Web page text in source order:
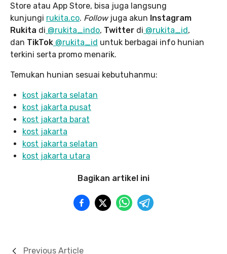
Store atau App Store, bisa juga langsung
kunjungi rukita.co. Followjuga akun Instagram
Rukita di @rukita_indo, Twitter di @rukita_id,
dan TikTok @rukita_id untuk berbagai info hunian
terkini serta promo menarik.
Temukan hunian sesuai kebutuhanmu:
kost jakarta selatan
kost jakarta pusat
kost jakarta barat
kost jakarta
kost jakarta selatan
kost jakarta utara
Bagikan artikel ini
Previous Article